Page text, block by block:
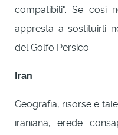
compatibili". Se così
appresta a sostituirli
del Golfo Persico.
Iran
Geografia, risorse e
iraniana, erede